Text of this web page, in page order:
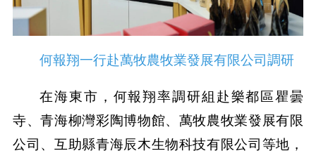
何報翔一行赴萬牧農牧業發展有限公司調研
在海東市，何報翔率調研組赴樂都區瞿曇
寺、青海柳灣彩陶博物館、萬牧農牧業發展有限
公司、互助縣青海辰木生物科技有限公司等地，